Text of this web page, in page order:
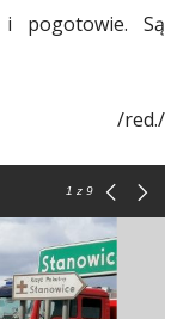
pogotowie. Są
/red./
1 z 9